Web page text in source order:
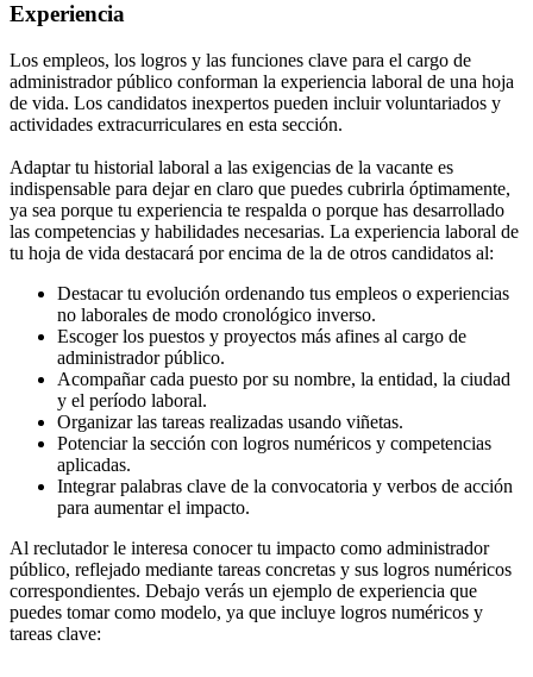
Experiencia
Los empleos, los logros y las funciones clave para el cargo de
administrador público conforman la experiencia laboral de una hoja
de vida. Los candidatos inexpertos pueden incluir voluntariados y
actividades extracurriculares en esta sección.
Adaptar tu historial laboral a las exigencias de la vacante es
indispensable para dejar en claro que puedes cubrirla óptimamente,
ya sea porque tu experiencia te respalda o porque has desarrollado
las competencias y habilidades necesarias. La experiencia laboral de
tu hoja de vida destacará por encima de la de otros candidatos al:
Destacar tu evolución ordenando tus empleos o experiencias
no laborales de modo cronológico inverso.
Escoger los puestos y proyectos más afines al cargo de
administrador público.
Acompañar cada puesto por su nombre, la entidad, la ciudad
y el período laboral.
Organizar las tareas realizadas usando viñetas.
Potenciar la sección con logros numéricos y competencias
aplicadas.
Integrar palabras clave de la convocatoria y verbos de acción
para aumentar el impacto.
Al reclutador le interesa conocer tu impacto como administrador
público, reflejado mediante tareas concretas y sus logros numéricos
correspondientes. Debajo verás un ejemplo de experiencia que
puedes tomar como modelo, ya que incluye logros numéricos y
tareas clave: